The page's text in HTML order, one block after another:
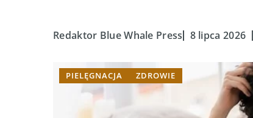
Redaktor Blue Whale Press 8 lipca 2026
PIELĘGNACJA ZDROWIE